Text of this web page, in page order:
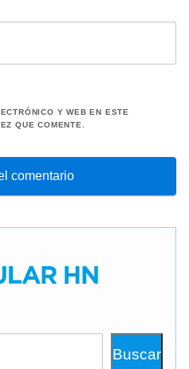
Y WEB EN ESTE
QUE COMENTE.
Buscar